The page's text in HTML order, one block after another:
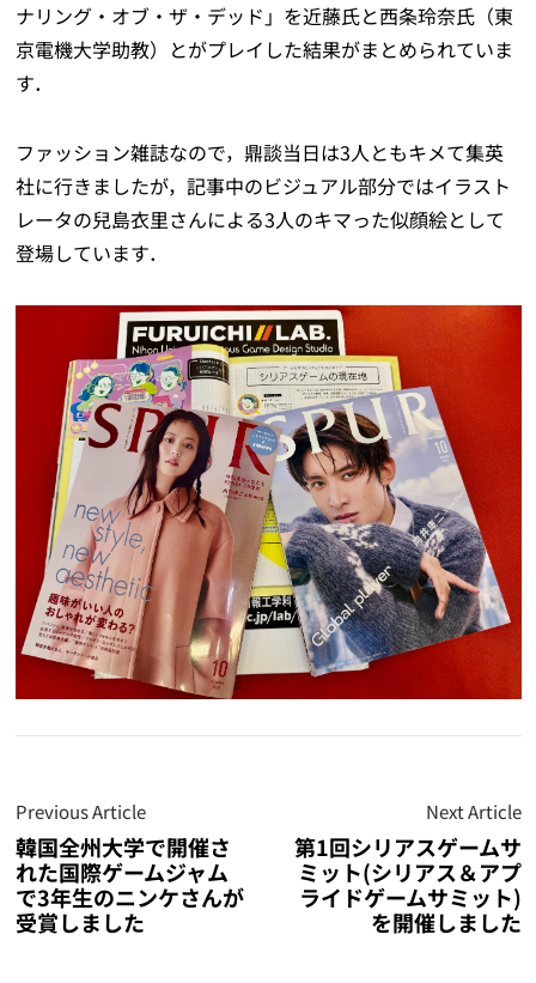
ナリング・オブ・ザ・デッド」を近藤氏と西条玲奈氏（東
京電機大学助教）とがプレイした結果がまとめられていま
す．
ファッション雑誌なので，鼎談当日は3人ともキメて集英
社に行きましたが，記事中のビジュアル部分ではイラスト
レータの兒島衣里さんによる3人のキマった似顔絵として
登場しています．
Previous Article
韓国全州大学で開催さ
れた国際ゲームジャム
で3年生のニンケさんが
受賞しました
Next Article
第1回シリアスゲームサ
ミット(シリアス＆アプ
ライドゲームサミット)
を開催しました